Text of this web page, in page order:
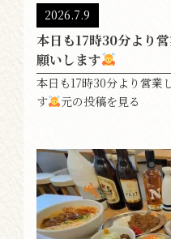
2026.7.9
本日も17時30分より
願いします
本日も17時30分より営業
す
元の投稿を見る